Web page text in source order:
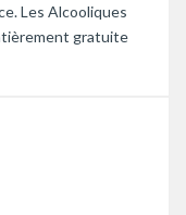
Les Alcooliques
gratuite